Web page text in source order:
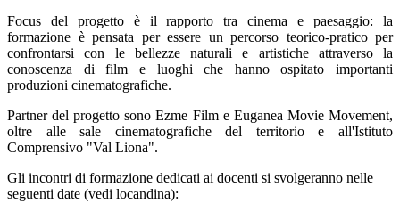
Focus del progetto è il rapporto tra cinema e paesaggio: la
formazione è pensata per essere un percorso teorico-pratico per
confrontarsi con le bellezze naturali e artistiche attraverso la
conoscenza di film e luoghi che hanno ospitato importanti
produzioni cinematografiche.
Partner del progetto sono Ezme Film e Euganea Movie Movement,
oltre alle sale cinematografiche del territorio e all'Istituto
Comprensivo "Val Liona".
Gli incontri di formazione dedicati ai docenti si svolgeranno nelle
seguenti date (vedi locandina):